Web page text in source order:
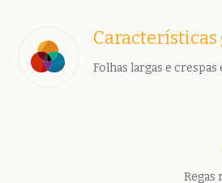
Características
Folhas largas e
Regas